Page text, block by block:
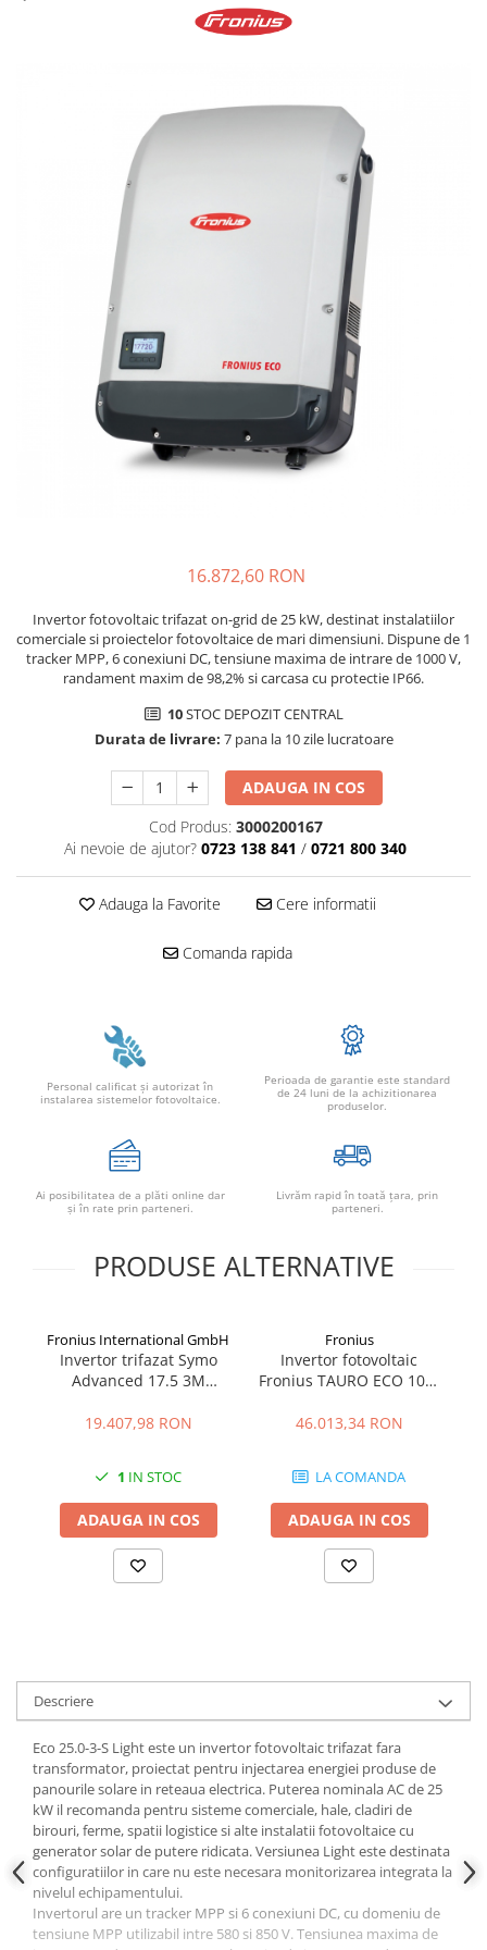
Cabluri semnalizare si control
Conductori rigizi cupru
Cabluri semnalizare incendiu
Cabluri semnalizare si control
16.872,60 RON
Invertor fotovoltaic trifazat on-grid de 25 kW, destinat instalatiilor
comerciale si proiectelor fotovoltaice de mari dimensiuni. Dispune de 1
tracker MPP, 6 conexiuni DC, tensiune maxima de intrare de 1000 V,
randament maxim de 98,2% si carcasa cu protectie IP66.
10STOC DEPOZIT CENTRAL
Durata de livrare: 7 pana la 10 zile lucratoare
ADAUGA IN COS
Cod Produs: 3000200167
Ai nevoie de ajutor? 0723 138 841 / 0721 800 340
Adauga la Favorite Cere informatii
Comanda rapida
Personal calificat şi autorizat în
instalarea sistemelor fotovoltaice.
Perioada de garantie este standard
de 24 luni de la achizitionarea
produselor.
Ai posibilitatea de a plăti online dar
şi în rate prin parteneri.
Livrăm rapid în toată țara, prin
parteneri.
PRODUSE ALTERNATIVE
Fronius International GmbH
Invertor trifazat Symo
Advanced 17.5 3M
19.407,98 RON
1 IN STOC
ADAUGA IN COS
Fronius
Invertor fotovoltaic
Fronius TAURO ECO 100-
Industrial & Utility
46.013,34 RON
LA COMANDA
ADAUGA IN COS
Descriere
Eco 25.0-3-S Light este un invertor fotovoltaic trifazat fara
transformator, proiectat pentru injectarea energiei produse de
panourile solare in reteaua electrica. Puterea nominala AC de 25
kW il recomanda pentru sisteme comerciale, hale, cladiri de
birouri, ferme, spatii logistice si alte instalatii fotovoltaice cu
generator solar de putere ridicata. Versiunea Light este destinata
configuratiilor in care nu este necesara monitorizarea integrata la
nivelul echipamentului.
Invertorul are un tracker MPP si 6 conexiuni DC, cu domeniu de
tensiune MPP utilizabil intre 580 si 850 V. Tensiunea maxima de